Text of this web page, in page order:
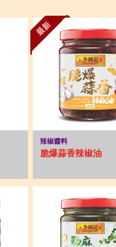
最新
辣椒醬料
脆爆蒜香辣椒油